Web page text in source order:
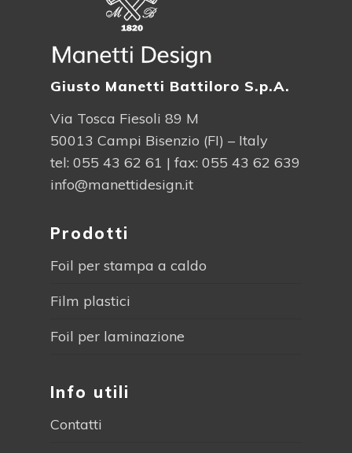
Giusto Manetti Battiloro S.p.A.
Via Tosca Fiesoli 89 M
50013 Campi Bisenzio (FI) – Italy
tel: 055 43 62 61 | fax: 055 43 62 639
info@manettidesign.it
Prodotti
Foil per stampa a caldo
Film plastici
Foil per laminazione
Info utili
Contatti